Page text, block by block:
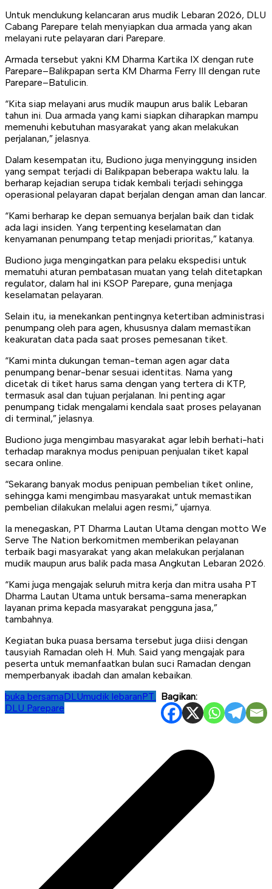
Untuk mendukung kelancaran arus mudik Lebaran 2026, DLU
Cabang Parepare telah menyiapkan dua armada yang akan
melayani rute pelayaran dari Parepare.
Armada tersebut yakni KM Dharma Kartika IX dengan rute
Parepare–Balikpapan serta KM Dharma Ferry III dengan rute
Parepare–Batulicin.
“Kita siap melayani arus mudik maupun arus balik Lebaran
tahun ini. Dua armada yang kami siapkan diharapkan mampu
memenuhi kebutuhan masyarakat yang akan melakukan
perjalanan,” jelasnya.
Dalam kesempatan itu, Budiono juga menyinggung insiden
yang sempat terjadi di Balikpapan beberapa waktu lalu. Ia
berharap kejadian serupa tidak kembali terjadi sehingga
operasional pelayaran dapat berjalan dengan aman dan lancar.
“Kami berharap ke depan semuanya berjalan baik dan tidak
ada lagi insiden. Yang terpenting keselamatan dan
kenyamanan penumpang tetap menjadi prioritas,” katanya.
Budiono juga mengingatkan para pelaku ekspedisi untuk
mematuhi aturan pembatasan muatan yang telah ditetapkan
regulator, dalam hal ini KSOP Parepare, guna menjaga
keselamatan pelayaran.
Selain itu, ia menekankan pentingnya ketertiban administrasi
penumpang oleh para agen, khususnya dalam memastikan
keakuratan data pada saat proses pemesanan tiket.
“Kami minta dukungan teman-teman agen agar data
penumpang benar-benar sesuai identitas. Nama yang
dicetak di tiket harus sama dengan yang tertera di KTP,
termasuk asal dan tujuan perjalanan. Ini penting agar
penumpang tidak mengalami kendala saat proses pelayanan
di terminal,” jelasnya.
Budiono juga mengimbau masyarakat agar lebih berhati-hati
terhadap maraknya modus penipuan penjualan tiket kapal
secara online.
“Sekarang banyak modus penipuan pembelian tiket online,
sehingga kami mengimbau masyarakat untuk memastikan
pembelian dilakukan melalui agen resmi,” ujarnya.
Ia menegaskan, PT Dharma Lautan Utama dengan motto We
Serve The Nation berkomitmen memberikan pelayanan
terbaik bagi masyarakat yang akan melakukan perjalanan
mudik maupun arus balik pada masa Angkutan Lebaran 2026.
“Kami juga mengajak seluruh mitra kerja dan mitra usaha PT
Dharma Lautan Utama untuk bersama-sama menerapkan
layanan prima kepada masyarakat pengguna jasa,”
tambahnya.
Kegiatan buka puasa bersama tersebut juga diisi dengan
tausyiah Ramadan oleh H. Muh. Said yang mengajak para
peserta untuk memanfaatkan bulan suci Ramadan dengan
memperbanyak ibadah dan amalan kebaikan.
Bagikan:
buka bersamaDLUmudik lebaranPT.
DLU Parepare